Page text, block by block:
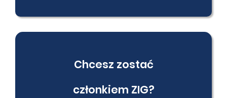
Chcesz zostać
członkiem ZIG?